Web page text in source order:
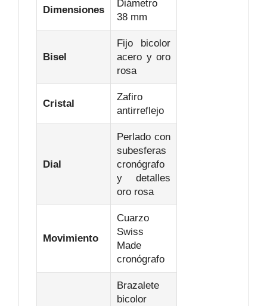
Dimensiones
Diámetro
38 mm
Bisel
Fijo bicolor
acero y oro
rosa
Cristal
Zafiro
antirreflejo
Dial
Perlado con
subesferas
cronógrafo
y detalles
oro rosa
Movimiento
Cuarzo
Swiss
Made
cronógrafo
Brazalete
bicolor